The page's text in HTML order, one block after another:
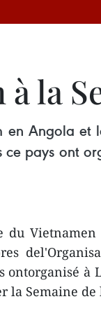
à la
en Angola et
ce pays ont
du
ontorganisé à
la Semaine